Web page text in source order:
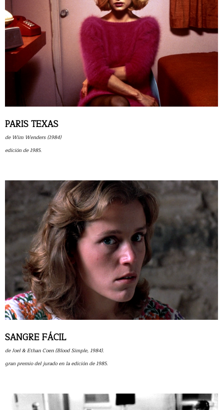
PARIS TEXAS
de Wim Wenders (1984)
edición de 1985.
SANGRE FÁCIL
de Joel & Ethan Coen (Blood Simple, 1984).
gran premio del jurado en la edición de 1985.